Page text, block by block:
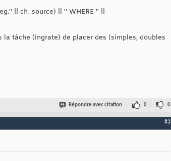
|| ch_source) || '' WHERE '' ||
tâche (ingrate) de placer des (simples, doubles
Répondre avec citation 0 0
#3